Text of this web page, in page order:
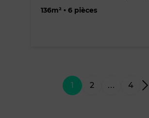
136m² • 6 pièces
1 2 … 4